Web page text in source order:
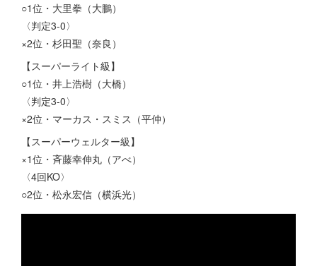
○1位・大里拳（大鵬）
〈判定3-0〉
×2位・杉田聖（奈良）
【スーパーライト級】
○1位・井上浩樹（大橋）
〈判定3-0〉
×2位・マーカス・スミス（平仲）
【スーパーウェルター級】
×1位・斉藤幸伸丸（アべ）
〈4回KO〉
○2位・松永宏信（横浜光）